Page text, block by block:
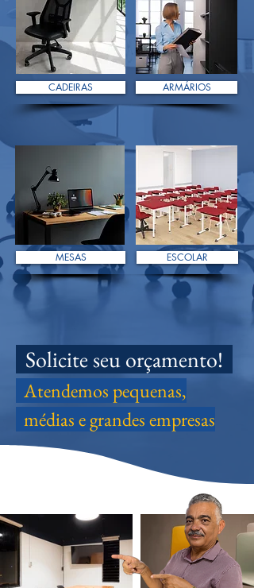
CADEIRAS ARMÁRIOS
MESAS ESCOLAR
Atendemos pequenas,
médias e grandes empresas
Solicite seu orçamento!